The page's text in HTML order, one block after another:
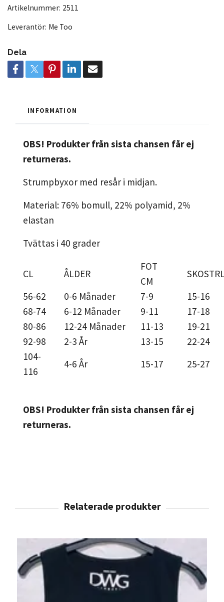
Artikelnummer: 2511
Leverantör: Me Too
Dela
INFORMATION
OBS! Produkter från sista chansen får ej
returneras.
Strumpbyxor med resår i midjan.
Material: 76% bomull, 22% polyamid, 2%
elastan
Tvättas i 40 grader
CL ÅLDER
FOT
CM
56-62
0-6 Månader 7-9
15-16
68-74
6-12 Månader 9-11
17-18
80-86
12-24 Månader 11-13
19-21
92-98
2-3 År 13-15
22-24
104-
116
4-6 År 15-17 25-27
OBS! Produkter från sista chansen får ej
returneras.